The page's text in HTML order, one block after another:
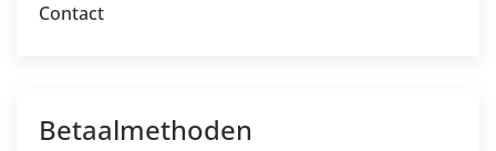
Contact
Betaalmethoden